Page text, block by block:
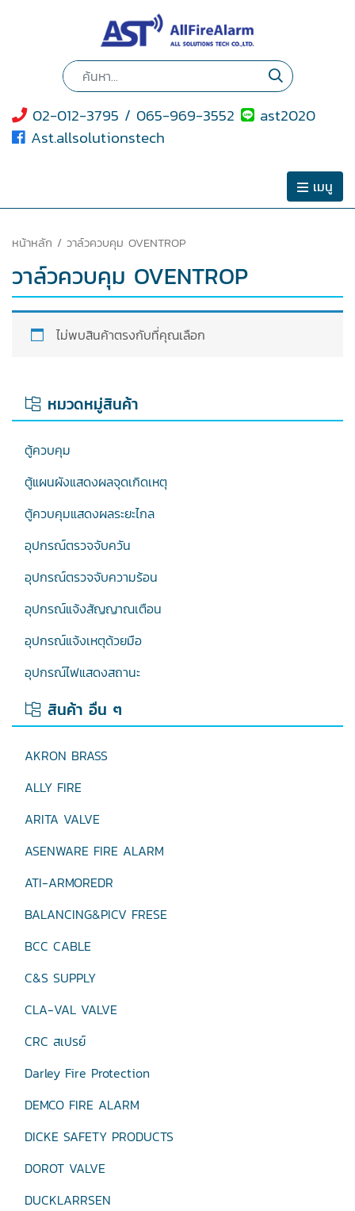
02-012-3795 / 065-969-3552
ast2020
Ast.allsolutionstech
เมนู
หมวดหมู่สินค้า
ตู้ควบคุม
ตู้แผนผังแสดงผลจุดเกิดเหตุ
ตู้ควบคุมแสดงผลระยะไกล
อุปกรณ์ตรวจจับควัน
อุปกรณ์ตรวจจับความร้อน
อุปกรณ์แจ้งสัญญาณเตือน
อุปกรณ์แจ้งเหตุด้วยมือ
อุปกรณ์ไฟแสดงสถานะ
สินค้า อื่น ๆ
AKRON BRASS
ALLY FIRE
ARITA VALVE
ASENWARE FIRE ALARM
ATI-ARMOREDR
BALANCING&PICV FRESE
BCC CABLE
C&S SUPPLY
CLA-VAL VALVE
CRC สเปรย์
Darley Fire Protection
DEMCO FIRE ALARM
DICKE SAFETY PRODUCTS
DOROT VALVE
DUCKLARRSEN
หน้าหลัก / วาล์วควบคุม OVENTROP
วาล์วควบคุม OVENTROP
ไม่พบสินค้าตรงกับที่คุณเลือก